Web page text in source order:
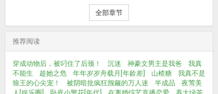
全部章节
推荐阅读
穿成动物后，被叼住了后颈！ 沉迷 神豪文男主是我爸
我真
不能生
趁她之危 年年岁岁舟载月[年龄差] 山楂糖
我真不是
狼王的心尖宠！
被阴暗批疯狂觊觎的万人迷 半成品
夜莺美